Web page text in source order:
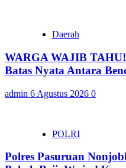
Daerah
WARGA WAJIB
Batas Nyata Antara
admin 6 Agustus 2026 0
POLRI
Polres Pasuruan